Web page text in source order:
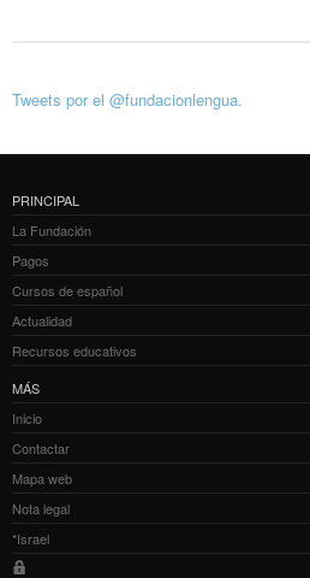
Tweets por el @fundacionlengua.
PRINCIPAL
La Fundación
Pagos
Cursos de español
Actualidad
Recursos educativos
MÁS
Inicio
Contactar
Mapa web
Nota legal
*Israel